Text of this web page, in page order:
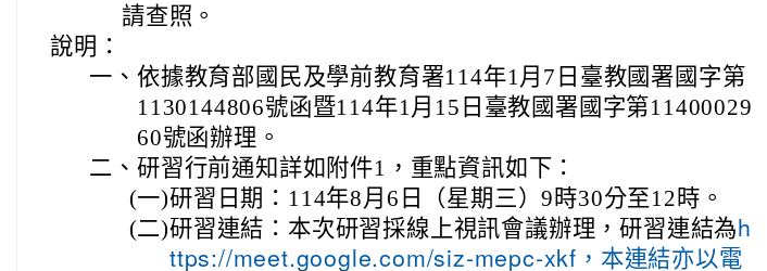
請查照。
說明：
一、 依據教育部國民及學前教育署114年1月7日臺教國署國字第
1130144806號函暨114年1月15日臺教國署國字第11400029
60號函辦理。
二、 研習行前通知詳如附件1，重點資訊如下：
(一)研習日期：114年8月6日（星期三）9時30分至12時。
(二)研習連結：本次研習採線上視訊會議辦理，研習連結為 h
ttps://meet.google.com/siz-mepc-xkf，本連結亦以電